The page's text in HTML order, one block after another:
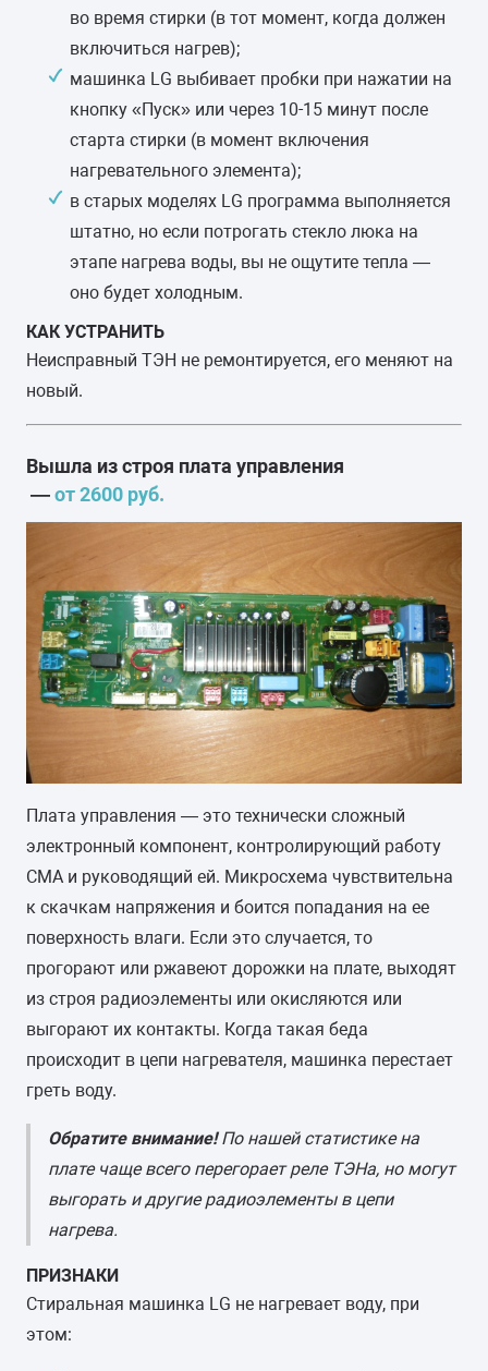
во время стирки (в тот момент, когда должен
включиться нагрев);
машинка LG выбивает пробки при нажатии на
кнопку «Пуск» или через 10-15 минут после
старта стирки (в момент включения
нагревательного элемента);
в старых моделях LG программа выполняется
штатно, но если потрогать стекло люка на
этапе нагрева воды, вы не ощутите тепла —
оно будет холодным.
КАК УСТРАНИТЬ
Неисправный ТЭН не ремонтируется, его меняют на
новый.
Вышла из строя плата управления
—от 2600 руб.
Плата управления — это технически сложный
электронный компонент, контролирующий работу
СМА и руководящий ей. Микросхема чувствительна
к скачкам напряжения и боится попадания на ее
поверхность влаги. Если это случается, то
прогорают или ржавеют дорожки на плате, выходят
из строя радиоэлементы или окисляются или
выгорают их контакты. Когда такая беда
происходит в цепи нагревателя, машинка перестает
греть воду.
Обратите внимание!По нашей статистике на
плате чаще всего перегорает реле ТЭНа, но могут
выгорать и другие радиоэлементы в цепи
нагрева.
ПРИЗНАКИ
Стиральная машинка LG не нагревает воду, при
этом: